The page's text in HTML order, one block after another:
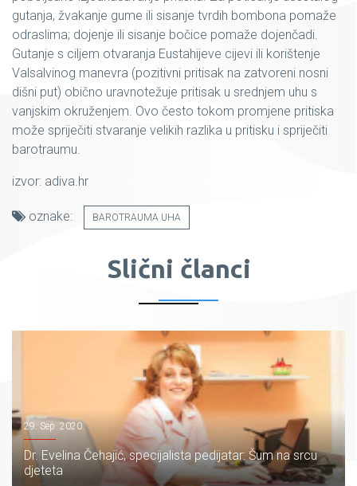
gutanja, žvakanje gume ili sisanje tvrdih bombona pomaže
odraslima; dojenje ili sisanje bočice pomaže dojenčadi.
Gutanje s ciljem otvaranja Eustahijeve cijevi ili korištenje
Valsalvinog manevra (pozitivni pritisak na zatvoreni nosni
dišni put) obično uravnotežuje pritisak u srednjem uhu s
vanjskim okruženjem. Ovo često tokom promjene pritiska
može spriječiti stvaranje velikih razlika u pritisku i spriječiti
barotraumu.
izvor: adiva.hr
oznake: BAROTRAUMA UHA
Slični članci
29. Sep. 2020.
Dr. Evelina Čehajić, specijalista pedijatar: Šum na srcu
djeteta